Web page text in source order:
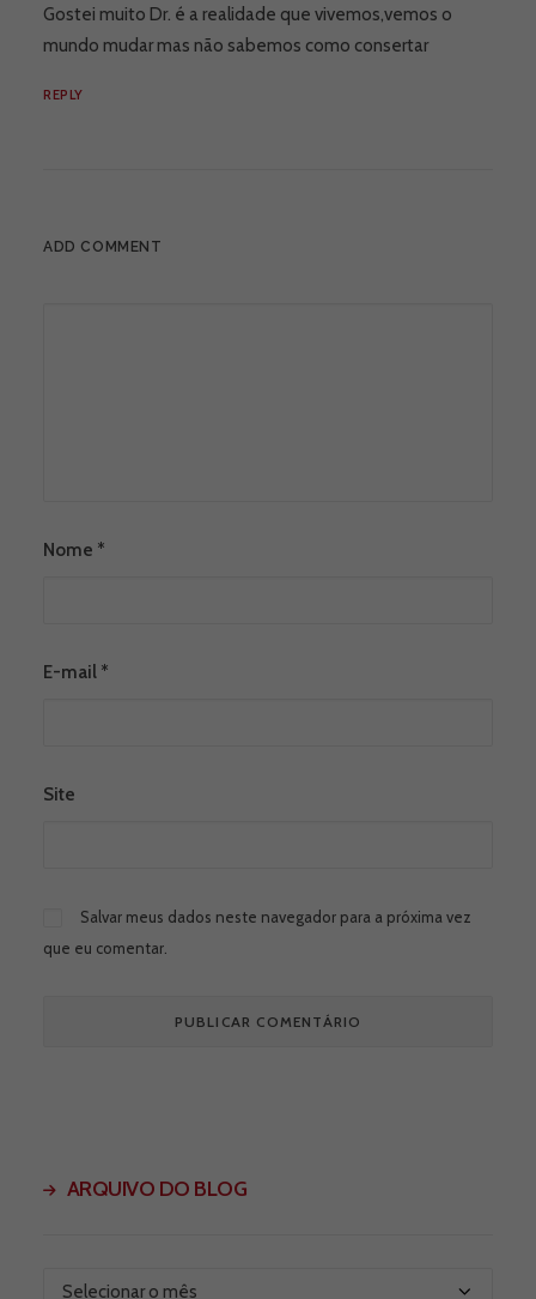
Gostei muito Dr. é a realidade que vivemos,vemos o
mundo mudar mas não sabemos como consertar
REPLY
ADD COMMENT
Nome *
E-mail *
Site
Salvar meus dados neste navegador para a próxima vez
que eu comentar.
ARQUIVO DO BLOG
Arquivo